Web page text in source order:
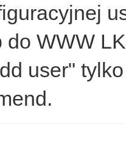
do WWW
user"